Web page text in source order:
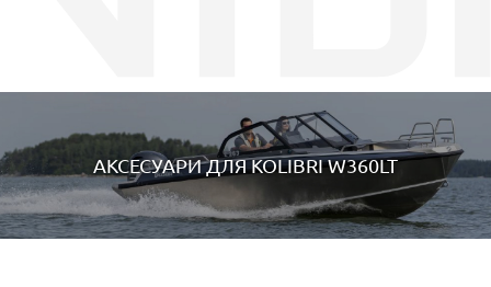
АКСЕСУАРИ ДЛЯKOLIBRI W360LT